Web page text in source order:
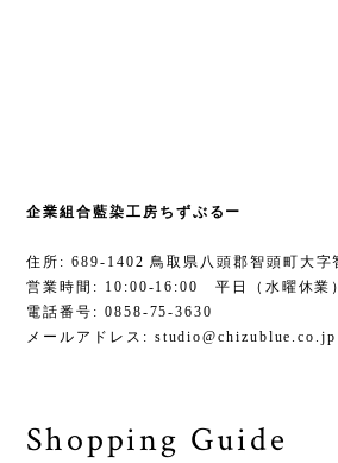
企業組合藍染工房ちずぶるー
住所: 689-1402 鳥取県八頭郡智頭町大字
営業時間: 10:00-16:00 平日（水曜休業
電話番号: 0858-75-3630
メールアドレス: studio@chizublue.co.jp
Shopping Guide